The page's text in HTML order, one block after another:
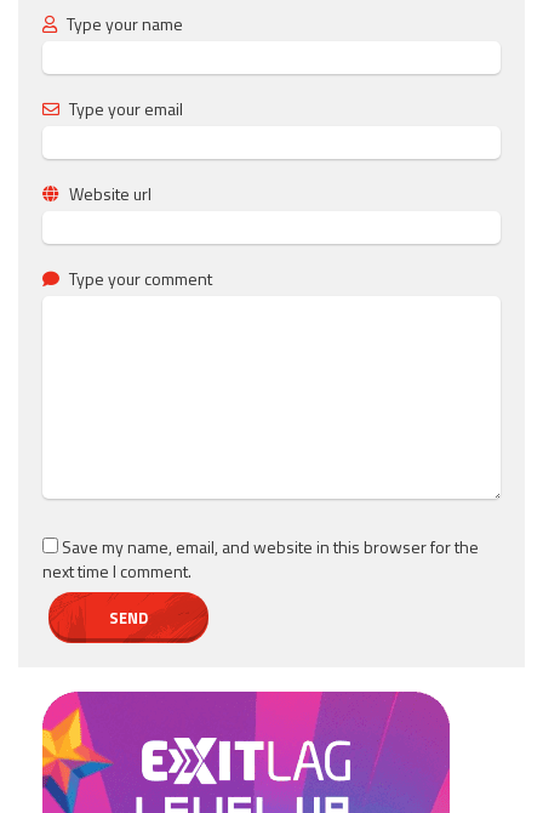
Type your name
Type your email
Website url
Type your comment
Save my name, email, and website in this browser for the
next time I comment.